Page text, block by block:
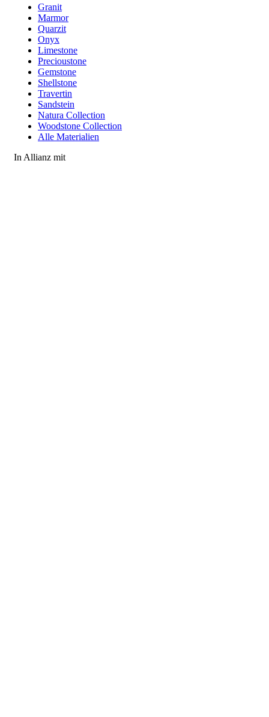
Granit
Marmor
Quarzit
Onyx
Limestone
Precioustone
Gemstone
Shellstone
Travertin
Sandstein
Natura Collection
Woodstone Collection
Alle Materialien
In Allianz mit